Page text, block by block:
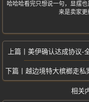
哈哈哈看完只想说一句，显摆
来是卖家更
美伊确认达成协议-
越边境特大槟榔走私案
相关